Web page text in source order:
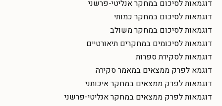
דוגמאות לסיכום במחקר אנליטי-פרשני
דוגמאות לסיכום במחקר כמותי
דוגמאות לסיכום במחקר משולב
דוגמאות לסיכומים במחקרים תיאורטיים
דוגמאות לסקירת ספרות
דוגמא לפרק ממצאים במאמר סקירה
דוגמאות לפרק ממצאים במחקר איכותני
דוגמאות לפרק ממצאים במחקר אנליטי-פרשני